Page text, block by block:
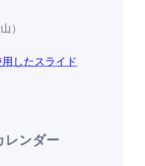
）
したスライド
レンダー